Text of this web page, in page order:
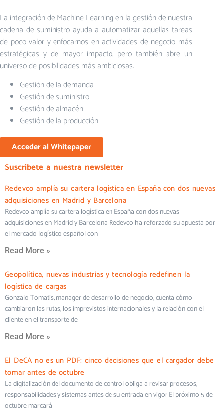
La integración de Machine Learning en la gestión de nuestra
cadena de suministro ayuda a automatizar aquellas tareas
de poco valor y enfocarnos en actividades de negocio más
estratégicas y de mayor impacto, pero también abre un
universo de posibilidades más ambiciosas.
Gestión de la demanda
Gestión de suministro
Gestión de almacén
Gestión de la producción
Acceder al Whitepaper
Suscríbete a nuestra newsletter
Redevco amplía su cartera logística en España con dos nuevas
adquisiciones en Madrid y Barcelona
Redevco amplía su cartera logística en España con dos nuevas
adquisiciones en Madrid y Barcelona Redevco ha reforzado su apuesta por
el mercado logístico español con
Read More »
Geopolítica, nuevas industrias y tecnología redefinen la
logística de cargas
Gonzalo Tomatis, manager de desarrollo de negocio, cuenta cómo
cambiaron las rutas, los imprevistos internacionales y la relación con el
cliente en el transporte de
Read More »
El DeCA no es un PDF: cinco decisiones que el cargador debe
tomar antes de octubre
La digitalización del documento de control obliga a revisar procesos,
responsabilidades y sistemas antes de su entrada en vigor El próximo 5 de
octubre marcará